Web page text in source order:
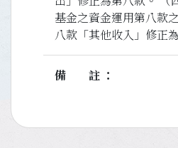
基金之資金運用第八款
八款「其他收入」修正
備註